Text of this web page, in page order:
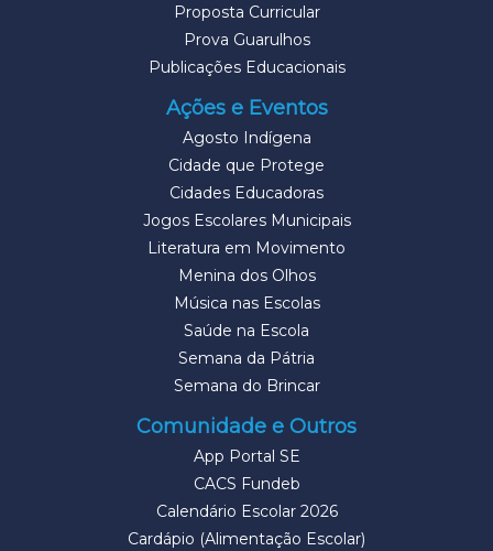
Proposta Curricular
Prova Guarulhos
Publicações Educacionais
Ações e Eventos
Agosto Indígena
Cidade que Protege
Cidades Educadoras
Jogos Escolares Municipais
Literatura em Movimento
Menina dos Olhos
Música nas Escolas
Saúde na Escola
Semana da Pátria
Semana do Brincar
Comunidade e Outros
App Portal SE
CACS Fundeb
Calendário Escolar 2026
Cardápio (Alimentação Escolar)